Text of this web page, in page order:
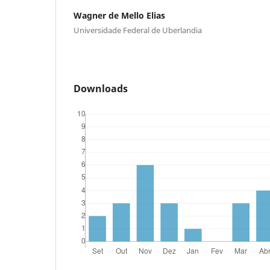
Wagner de Mello Elias
Universidade Federal de Uberlandia
Downloads